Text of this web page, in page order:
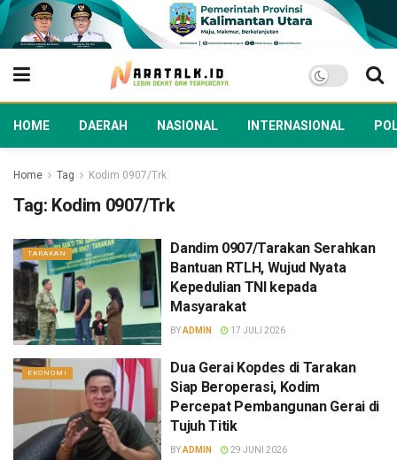
HOME DAERAH NASIONAL INTERNASIONAL
Home Tag Kodim 0907/Trk
Tag: Kodim 0907/Trk
TARAKAN
Dandim 0907/Tarakan Serahkan
Bantuan RTLH, Wujud Nyata
Kepedulian TNI kepada
Masyarakat
BYADMIN 17 JULI 2026
EKONOMI
Dua Gerai Kopdes di Tarakan
Siap Beroperasi, Kodim
Percepat Pembangunan Gerai di
Tujuh Titik
BYADMIN 29 JUNI 2026